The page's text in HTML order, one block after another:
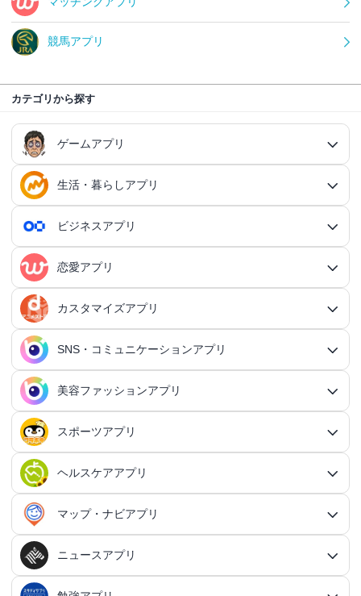
競馬アプリ
カテゴリから探す
ゲームアプリ
ゲームアプリ総合
RPGアプリ
RPGアプリ総合
王道RPGアプリ
アクションRPGアプリ
シミュレーションRPGアプリ
ダンジョンRPGアプリ
MMORPGアプリ
放置系RPGアプリ
美少女RPGアプリ
カードRPGアプリ
クイズRPGアプリ
アクションゲームアプリ
3Dアクションアプリ
アクションRPGアプリ
MOBAアプリ
ステルスゲームアプリ
シミュレーションアプリ
シミュレーションアプリ総合
育成シミュレーションアプリ
戦略シミュレーションアプリ
箱庭シミュレーションアプリ
恋愛シミュレーションアプリ
歴史シミュレーションアプリ
メタバース体験シミュレーションゲームアプリ
対戦・協力ゲームアプリ
対戦・協力ゲームアプリ総合
オンライン対戦アプリ
協力・マルチプレイアプリ
シューティングゲームアプリ
FPSアプリ
TPSアプリ
オンラインシューティングアプリ
縦スクシューティングアプリ
横スクシューティングアプリ
アドベンチャーゲームアプリ
アドベンチャーゲームアプリ総合
ミステリーアドベンチャーアプリ
ホラーアドベンチャーアプリ
サウンドノベルアプリ
サバイバルアドベンチャーアプリ
パズル・脳トレアプリ
パズル・脳トレアプリ総合
パズルゲームアプリ
脱出ゲームアプリ
音楽ゲームアプリ
音楽ゲームアプリ総合
手持ち曲で遊ぶ音ゲーアプリ
オープンワールドアプリ
オープンワールドアプリ総合
3Dサンドボックスアプリ
カジュアルゲームアプリ
育成ゲームアプリ
生活・暮らしアプリ
生活・暮らしアプリ総合
ファイナンスアプリ
家計簿アプリ
ふるさと納税アプリ
貯金アプリ
スマホ決済アプリ
クレジットカードアプリ
投資アプリ
確定申告アプリ
ギャンブルの管理アプリ
日記アプリ
交換日記アプリ
写真カレンダーアプリ
シンプルな日記アプリ
終活アプリ
行動記録アプリ
行動記録アプリ総合
習慣化アプリ
ポイ活アプリ
ポイ活アプリ総合
レシートポイ活アプリ
歩いてお金を稼ぐアプリ
登録でお金がもらえるアプリ
動画を見るだけで稼ぐアプリ
スケジューラ・時計アプリ
リマインダーアプリ
時計アプリ
タイマーアプリ
ライフログアプリ
持ち物管理アプリ
生理周期アプリ
体重管理アプリ
家事アプリ
家事アプリ総合
料理アプリ
掃除アプリ
育児アプリ
育児アプリ総合
防犯アプリ
防犯アプリ総合
ビジネスアプリ
ビジネスアプリ総合
タスク管理アプリ
タスク管理アプリ総合
個人タスク管理アプリ
タスク共有アプリ
プロジェクト管理アプリ
QRコードアプリ
QRコード作成アプリ
janコード検索アプリ
OCRアプリ
OCRアプリ総合
翻訳カメラアプリ
議事録アプリ
議事録アプリ総合
文字起こしアプリ
高音質ボイスレコーダーアプリ
顧客管理アプリ
ファイル管理アプリ
ファイル管理アプリ総合
クラウド保存・共有アプリ
名刺管理アプリ総合
会計アプリ
恋愛アプリ
恋愛アプリ総合
マッチングアプリ
マッチングアプリ総合
20代向けマッチングアプリ
30代向けマッチングアプリ
40代向けマッチングアプリ
60代・シニア向けマッチングアプリ
出会いアプリ
カップルアプリ
カップルアプリ総合
カップルSNSアプリ
記念日アプリ
デートアプリ
デートスポットアプリ
恋愛診断アプリ
恋愛相談アプリ
女性の悩み解決アプリ
カスタマイズアプリ
カスタマイズアプリ総合
IFTTTアプリ
オートクリッカーアプリ
ネットワークアプリ
スピードテストアプリ
VPNアプリ
スマホ最適化アプリ
スマホ最適化アプリ総合
メモリの確認／解放アプリ
パスワード管理アプリ
セキュリティ対策アプリ
VPNアプリ
キーボードアプリ
画面の設定アプリ
SNS・コミュニケーションアプリ
SNS・コミュニケーションアプリ総合
SNSアプリ
SNSアプリ総合
X（Twitter）アプリ
LINEアプリ
マストドンアプリ
メールアプリ
フリーメールアプリ
チャットアプリ
チャットアプリ総合
SMSアプリ
電話アプリ
電話アプリ総合
掲示板アプリ
美容ファッションアプリ
美容ファッションアプリ総合
ヘア・メイク・ネイルアプリ
メイク・スキンケアアプリ
ネイルアプリ
ファッションアプリ
ボディケア・エステアプリ
女性向けダイエットアプリ
スポーツアプリ
スポーツアプリ総合
陸上競技アプリ
陸上競技アプリ総合
ウォーキングアプリ
テニスアプリ
ライトアプリ
ヘルスケアアプリ
ヘルスケアアプリ総合
健康管理アプリ
健康管理アプリ総合
妊娠・出産アプリ
マップ・ナビアプリ
マップ・ナビアプリ総合
ニュースアプリ